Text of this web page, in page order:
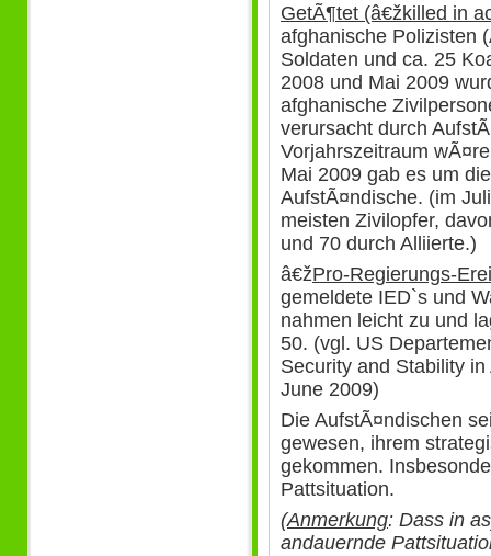
GetÃ¶tet (â€žkilled in
afghanische Polizisten
Soldaten und ca. 25
2008 und Mai 2009
afghanische
verursacht durch
Vorjahrszeitraum
Mai 2009 gab es um
AufstÃ¤ndische. (im
meisten Zivilopfer,
und 70 durch Alliierte.)
â€žPro-Regierungs-
gemeldete IED`s und
nahmen leicht zu und
50. (vgl. US
Security and Stability
June 2009)
Die AufstÃ¤ndischen
gewesen, ihrem
gekommen.
Pattsituation.
(Anmerkung: Dass in
andauernde